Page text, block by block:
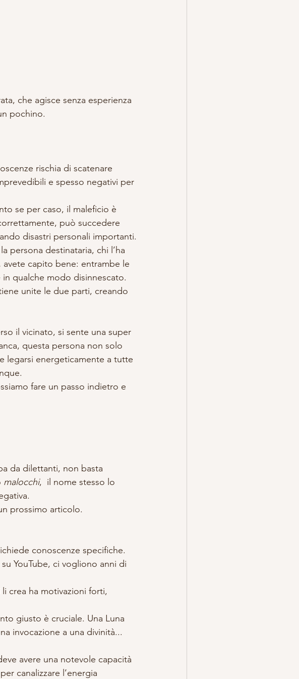
che agisce senza esperienza
pochino.
rischia di scatenare
e spesso negativi per
se per caso, il maleficio è
può succedere
disastri personali importanti.
persona destinataria, chi l’ha
capito bene: entrambe le
qualche modo disinnescato.
unite le due parti, creando
il vicinato, si sente una super
questa persona non solo
legarsi energeticamente a tutte
fare un passo indietro e
da dilettanti, non basta
malocchi,  il nome stesso lo
prossimo articolo.
conoscenze specifiche.
YouTube, ci vogliono anni di
crea ha motivazioni forti,
giusto è cruciale. Una Luna
invocazione a una divinità...
avere una notevole capacità
canalizzare l’energia